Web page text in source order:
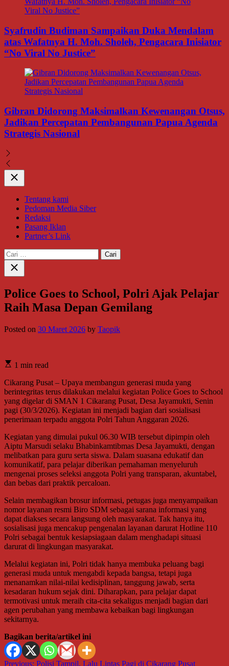
Syafrudin Budiman Sampaikan Duka Mendalam
atas Wafatnya H. Moh. Sholeh, Pengacara Inisiator
“No Viral No Justice”
Gibran Didorong Maksimalkan Kewenangan Otsus,
Jadikan Percepatan Pembangunan Papua Agenda
Strategis Nasional
Close
Tentang kami
Pedoman Media Siber
Redaksi
Pasang Iklan
Partner’s Link
Cari
untuk:
Close
search
Police Goes to School, Polri Ajak Pelajar
Raih Masa Depan Gemilang
Posted on 30 Maret 2026 by Taopik
1 min read
Cikarang Pusat – Upaya membangun generasi muda yang
berintegritas terus dilakukan melalui kegiatan Police Goes to School
yang digelar di SMAN 1 Cikarang Pusat, Desa Jayamukti, Senin
pagi (30/3/2026). Kegiatan ini menjadi bagian dari sosialisasi
penerimaan terpadu anggota Polri Tahun Anggaran 2026.
Kegiatan yang dimulai pukul 06.30 WIB tersebut dipimpin oleh
Aiptu Marsudi selaku Bhabinkamtibmas Desa Jayamukti, dengan
melibatkan para guru serta siswa. Dalam suasana edukatif dan
komunikatif, para pelajar diberikan pemahaman menyeluruh
mengenai proses seleksi anggota Polri yang transparan, akuntabel,
dan bebas dari praktik percaloan.
Selain membagikan brosur informasi, petugas juga menyampaikan
nomor layanan resmi Biro SDM sebagai sarana informasi yang
dapat diakses secara langsung oleh masyarakat. Tak hanya itu,
sosialisasi juga mencakup pengenalan layanan darurat Hotline 110
Polri sebagai bentuk kesiapsiagaan dalam menghadapi situasi
darurat di lingkungan masyarakat.
Melalui kegiatan ini, Polri tidak hanya membuka peluang bagi
generasi muda untuk mengabdi kepada bangsa, tetapi juga
menanamkan nilai-nilai kedisiplinan, tanggung jawab, serta
kesadaran hukum sejak dini. Diharapkan, para pelajar dapat
termotivasi untuk meraih cita-cita sekaligus menjadi bagian dari
agen perubahan yang membawa kebaikan bagi lingkungan
sekitarnya.
Bagikan berita/artikel ini
Previous: Polisi Tampil, Lalu Lintas Pagi di Cikarang Pusat